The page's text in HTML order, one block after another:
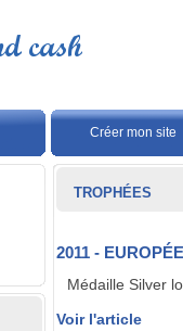
Créer mon site
TROPHÉES
2011 -
Médaille Silver
Voir l'article